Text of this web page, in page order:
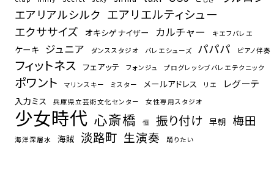
エアリアルシルク エアリエルティシュー
エクササイズ オキシゲナイザー カルチャー キエフバレエ
ケーキ ジュニア ダンススタジオ バレエシューズ パパパ ピアノ伴奏
フィットネス フェアッテ フォンジュ プログレッシブバレエテクニック
ポワント マリンスキー ミスター メールアドレス リエ レグーテ
入力ミス 兵庫県立芸術文化センター 女性専用スタジオ
少女時代 心斎橋 恒 振り付け 早朝 梅田
海洋深層水 海賊 淡路町 生演奏 踊りたい